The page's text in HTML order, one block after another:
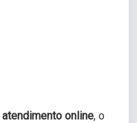
atendimento online, o